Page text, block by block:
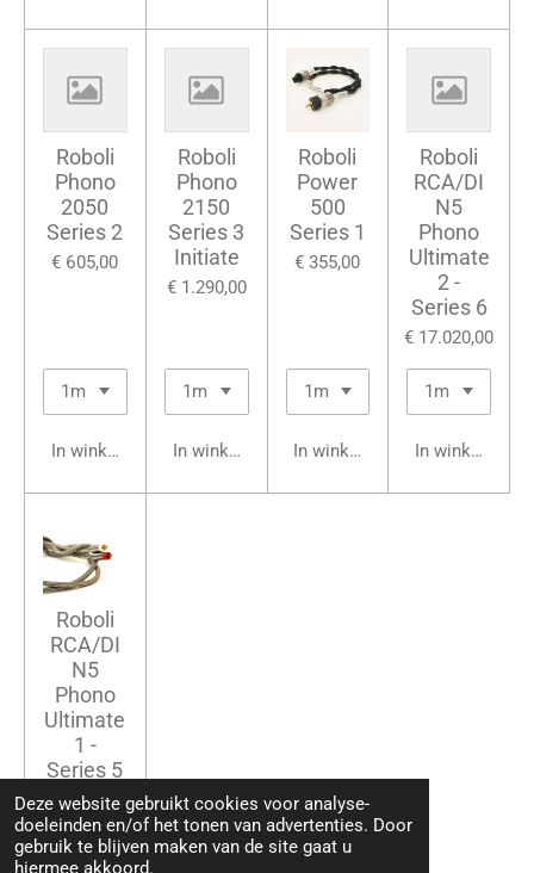
Deze website gebruikt cookies voor analyse-
doeleinden en/of het tonen van advertenties. Door
gebruik te blijven maken van de site gaat u
hiermee akkoord.
Roboli
Phono
2050
Series 2
€ 605,00
In winkelwagen
Roboli
Phono
2150
Series 3
Initiate
€ 1.290,00
In winkelwagen
Roboli
Power
500
Series 1
€ 355,00
In winkelwagen
Roboli
RCA/DI
N5
Phono
Ultimate
2 -
Series 6
€ 17.020,00
In
Roboli
RCA/DI
N5
Phono
Ultimate
1 -
Series 5
€ 5.325,00